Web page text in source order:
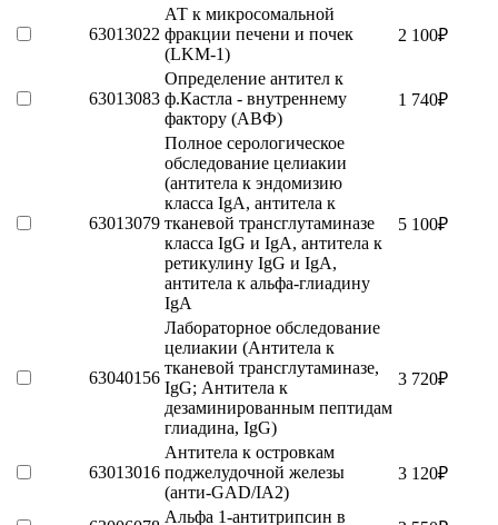
63013022
АТ к микросомальной
фракции печени и почек
(LKM-1)
2 100₽
63013083
Определение антител к
ф.Кастла - внутреннему
фактору (АВФ)
1 740₽
63013079
Полное серологическое
обследование целиакии
(антитела к эндомизию
класса IgА, антитела к
тканевой трансглутаминазе
класса IgG и IgА, антитела к
ретикулину IgG и IgА,
антитела к альфа-глиадину
IgА
5 100₽
63040156
Лабораторное обследование
целиакии (Антитела к
тканевой трансглутаминазе,
IgG; Антитела к
дезаминированным пептидам
глиадина, IgG)
3 720₽
63013016
Антитела к островкам
поджелудочной железы
(анти-GAD/IA2)
3 120₽
Альфа 1-антитрипсин в